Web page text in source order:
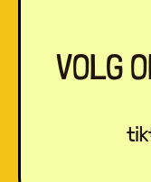
VOLG
VOLG